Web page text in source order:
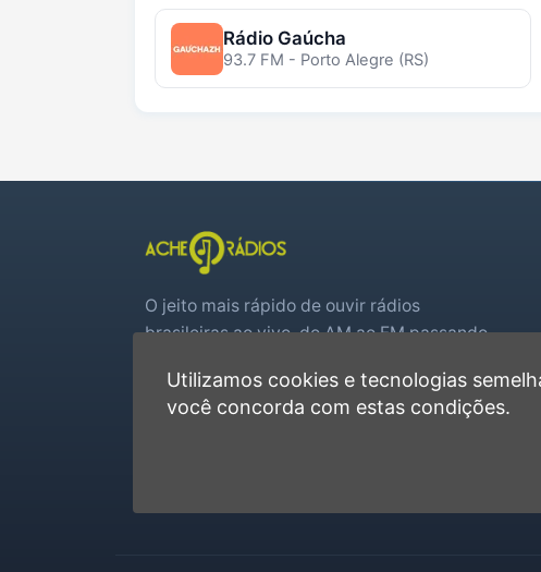
Rádio Gaúcha
93.7 FM - Porto Alegre (RS)
O jeito mais rápido de ouvir rádios
brasileiras ao vivo, do AM ao FM passando
real.Utilizamos cookies e tecnologias
você concorda com estas condições.